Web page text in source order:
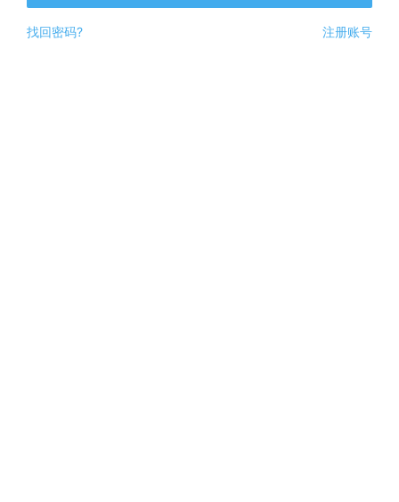
找回密码? 注册账号